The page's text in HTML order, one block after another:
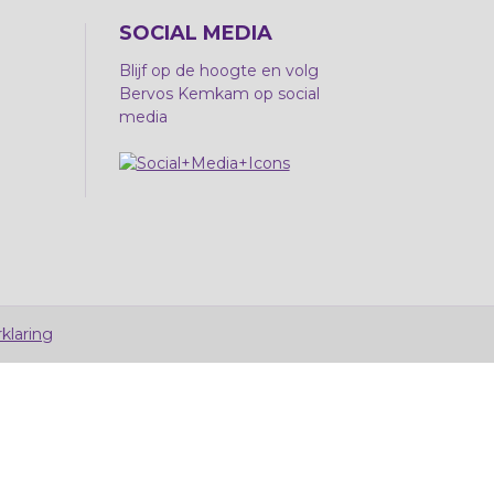
SOCIAL MEDIA
Blijf op de hoogte en volg
Bervos Kemkam op social
media